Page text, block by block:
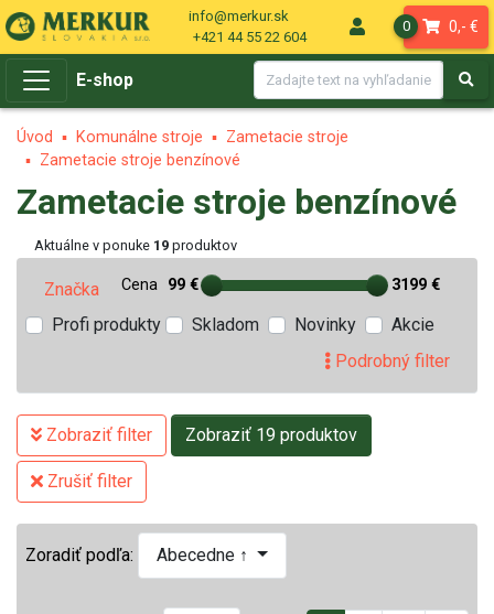
info@merkur.sk
+421 44 55 22 604
0 0,- €
E-shop
Úvod Komunálne stroje
Zametacie stroje
Zametacie stroje benzínové
Zametacie stroje benzínové
Aktuálne v ponuke 19 produktov
Značka Cena 99 € 3199 €
Profi produkty Skladom Novinky
Akcie
Podrobný filter
Zobraziť filter Zobraziť 19 produktov
Zrušiť filter
Zoradiť podľa: Abecedne ↑